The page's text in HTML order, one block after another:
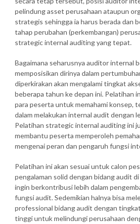
pelindung asset perusahaan ataupun
strategis sehingga ia harus berada dan
tahap perubahan (perkembangan)
strategic internal auditing yang tepat.
Bagaimana seharusnya auditor internal
memposisikan dirinya dalam
diperkirakan akan mengalami tingkat
beberapa tahun ke depan ini. Pelatihan
para peserta untuk memahami konsep,
dalam melakukan internal audit dengan
Pelatihan strategic internal auditing ini
membantu peserta memperoleh
mengenai peran dan pengaruh fungsi
Pelatihan ini akan sesuai untuk calon
pengalaman solid dengan bidang audit
ingin berkontribusi lebih dalam
fungsi audit. Sedemikian halnya bisa
professional bidang audit dengan
tinggi untuk melindungi perusahaan